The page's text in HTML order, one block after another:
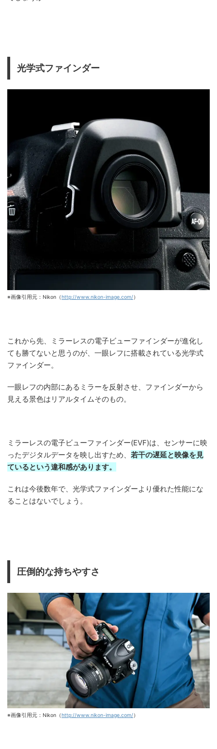
光学式ファインダー
※画像引用元：Nikon（http://www.nikon-image.com/）
これから先、ミラーレスの電子ビューファインダーが進化し
ても勝てないと思うのが、一眼レフに搭載されている光学式
ファインダー。
一眼レフの内部にあるミラーを反射させ、ファインダーから
見える景色はリアルタイムそのもの。
ミラーレスの電子ビューファインダー(EVF)は、センサーに映
ったデジタルデータを映し出すため、 若干の遅延と映像を見
ているという違和感があります。
これは今後数年で、光学式ファインダーより優れた性能にな
ることはないでしょう。
圧倒的な持ちやすさ
※画像引用元：Nikon（ http://www.nikon-image.com/）